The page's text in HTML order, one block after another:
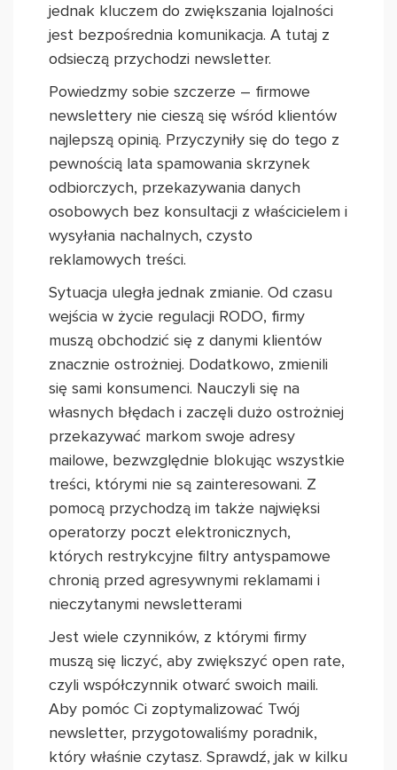
jednak kluczem do zwiększania lojalności
jest bezpośrednia komunikacja. A tutaj z
odsieczą przychodzi newsletter.
Powiedzmy sobie szczerze – firmowe
newslettery nie cieszą się wśród klientów
najlepszą opinią. Przyczyniły się do tego z
pewnością lata spamowania skrzynek
odbiorczych, przekazywania danych
osobowych bez konsultacji z właścicielem i
wysyłania nachalnych, czysto
reklamowych treści.
Sytuacja uległa jednak zmianie. Od czasu
wejścia w życie regulacji RODO, firmy
muszą obchodzić się z danymi klientów
znacznie ostrożniej. Dodatkowo, zmienili
się sami konsumenci. Nauczyli się na
własnych błędach i zaczęli dużo ostrożniej
przekazywać markom swoje adresy
mailowe, bezwzględnie blokując wszystkie
treści, którymi nie są zainteresowani. Z
pomocą przychodzą im także najwięksi
operatorzy poczt elektronicznych,
których restrykcyjne filtry antyspamowe
chronią przed agresywnymi reklamami i
nieczytanymi newsletterami
Jest wiele czynników, z którymi firmy
muszą się liczyć, aby zwiększyć open rate,
czyli współczynnik otwarć swoich maili.
Aby pomóc Ci zoptymalizować Twój
newsletter, przygotowaliśmy poradnik,
który właśnie czytasz. Sprawdź, jak w kilku